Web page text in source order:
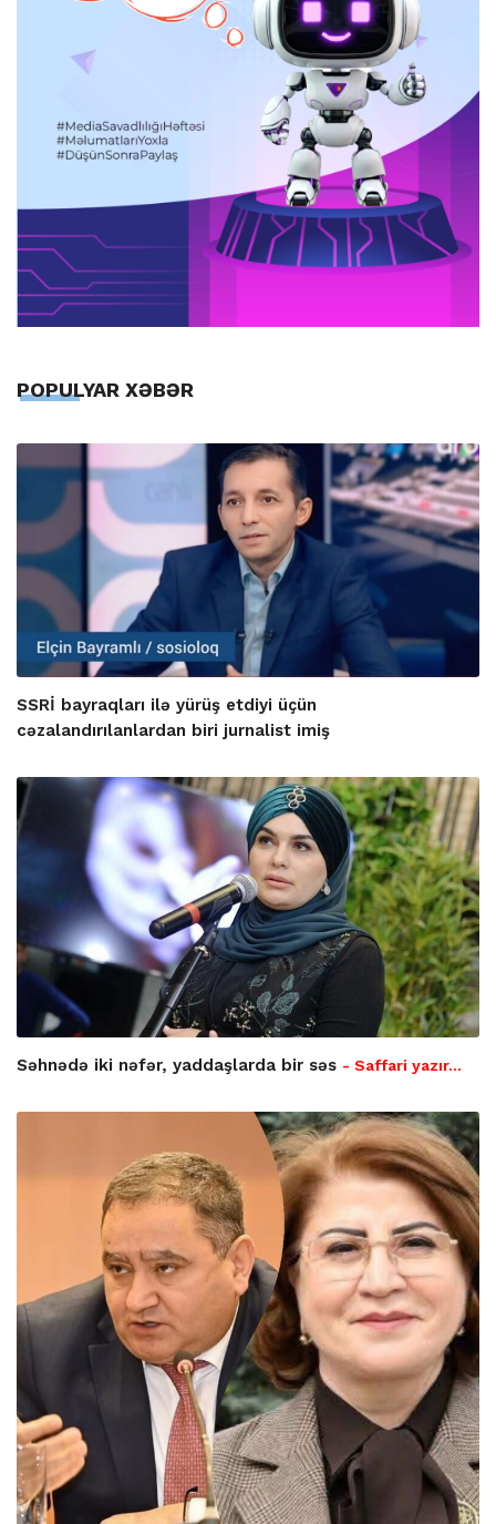
POPULYAR XƏBƏR
SSRİ bayraqları ilə yürüş etdiyi üçün
cəzalandırılanlardan biri jurnalist imiş
Səhnədə iki nəfər, yaddaşlarda bir səs - Saffari yazır…